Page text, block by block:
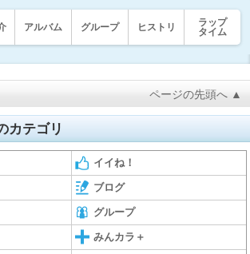
アルバム グループ ヒストリ
ラップ
タイム
ページの先頭へ ▲
カテゴリ
イイね！
ブログ
グループ
みんカラ＋